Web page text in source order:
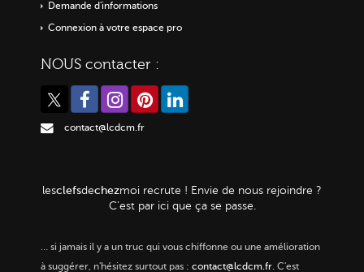
Demande d'informations
Connexion à votre espace pro
NOUS contacter :
contact@lcdcm.fr
lesclefsdechezmoi recrute ! Envie de nous rejoindre ?
C'est par ici que ça se passe.
… si jamais il y a un truc qui vous chiffonne ou une amélioration
à suggérer, n'hésitez surtout pas : contact@lcdcm.fr. C'est